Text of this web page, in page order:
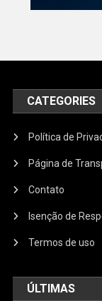
CATEGORIES
Política de
Página de
Contato
Isenção de
Termos de uso
ÚLTIMAS